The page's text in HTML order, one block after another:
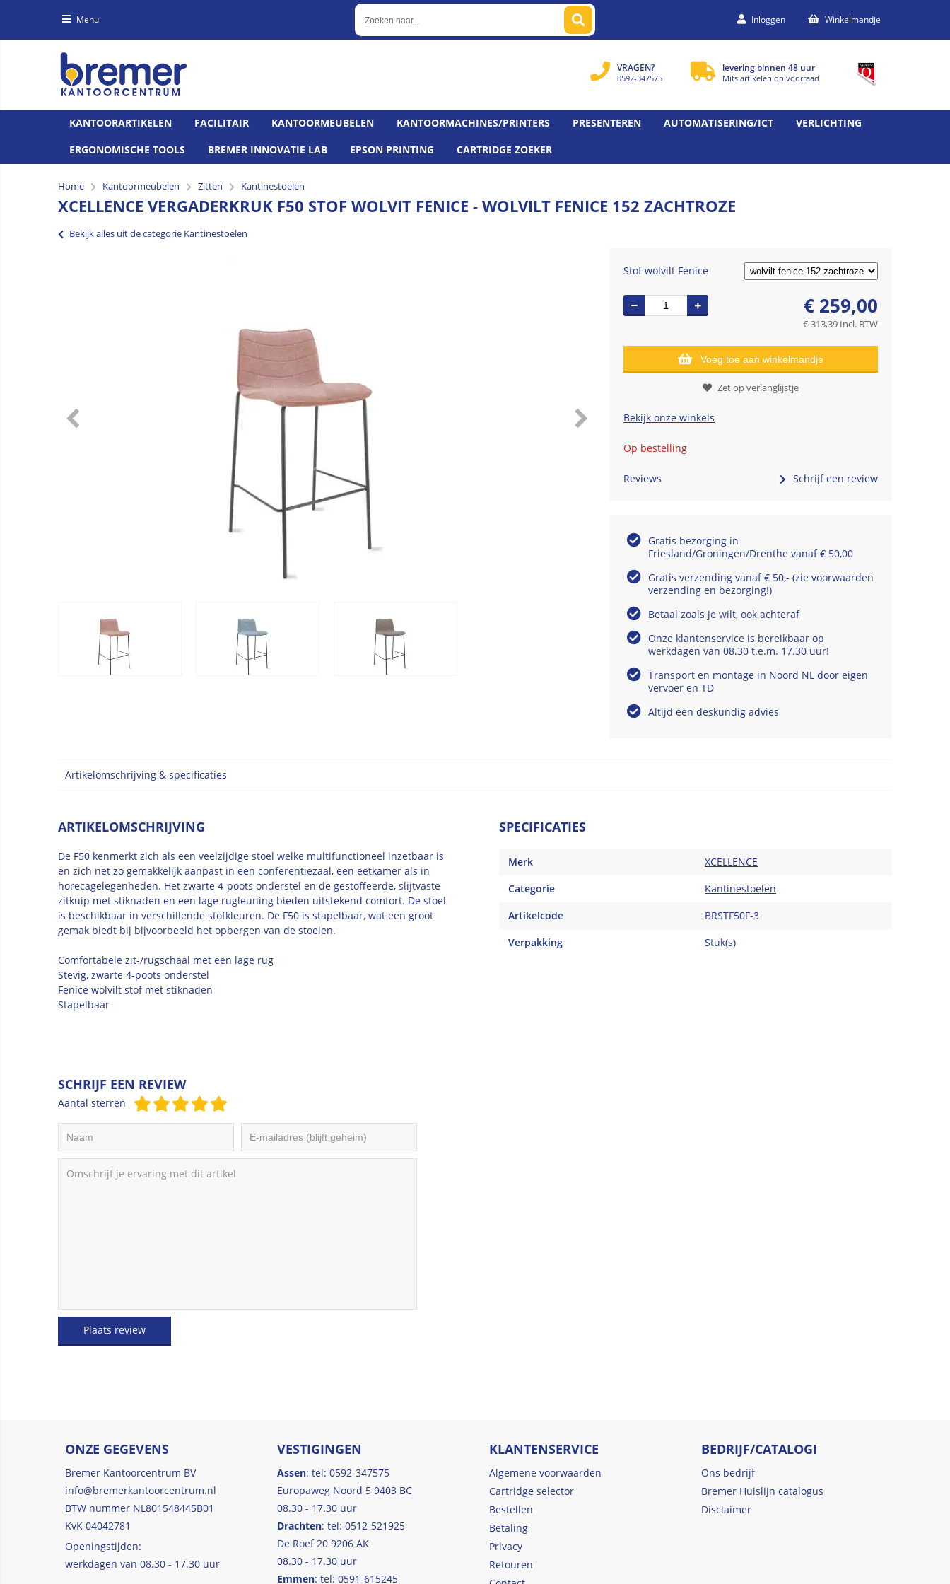
Menu Inloggen Winkelmandje
levering binnen 48 uur
Mits artikelen op voorraad
VRAGEN?
0592-347575
KANTOORARTIKELEN FACILITAIR KANTOORMEUBELEN KANTOORMACHINES/PRINTERS PRESENTEREN AUTOMATISERING/ICT
VERLICHTING
ERGONOMISCHE TOOLS
BREMER INNOVATIE LAB EPSON PRINTING CARTRIDGE ZOEKER
Home Kantoormeubelen Zitten Kantinestoelen
XCELLENCE VERGADERKRUK F50 STOF WOLVIT FENICE - WOLVILT FENICE 152 ZACHTROZE
Bekijk alles uit de categorie Kantinestoelen
Stof wolvilt Fenice
€ 259,00
€ 313,39 Incl. BTW
Voeg toe aan winkelmandje
Zet op verlanglijstje
Bekijk onze winkels
Op bestelling
Reviews Schrijf een review
Gratis bezorging in
Friesland/Groningen/Drenthe vanaf € 50,00
Gratis verzending vanaf € 50,- (zie voorwaarden
verzending en bezorging!)
Betaal zoals je wilt, ook achteraf
Onze klantenservice is bereikbaar op
werkdagen van 08.30 t.e.m. 17.30 uur!
Transport en montage in Noord NL door eigen
vervoer en TD
Altijd een deskundig advies
Artikelomschrijving & specificaties
ARTIKELOMSCHRIJVING
De F50 kenmerkt zich als een veelzijdige stoel welke multifunctioneel inzetbaar is
en zich net zo gemakkelijk aanpast in een conferentiezaal, een eetkamer als in
horecagelegenheden. Het zwarte 4-poots onderstel en de gestoffeerde, slijtvaste
zitkuip met stiknaden en een lage rugleuning bieden uitstekend comfort. De stoel
is beschikbaar in verschillende stofkleuren. De F50 is stapelbaar, wat een groot
gemak biedt bij bijvoorbeeld het opbergen van de stoelen.
Comfortabele zit-/rugschaal met een lage rug
Stevig, zwarte 4-poots onderstel
Fenice wolvilt stof met stiknaden
Stapelbaar
SPECIFICATIES
Merk
XCELLENCE
Categorie
Kantinestoelen
Artikelcode
BRSTF50F-3
Verpakking
Stuk(s)
SCHRIJF EEN REVIEW
Aantal sterren
Plaats review
ONZE GEGEVENS
Bremer Kantoorcentrum BV
info@bremerkantoorcentrum.nl
BTW nummer NL801548445B01
KvK 04042781
Openingstijden:
werkdagen van 08.30 - 17.30 uur
VESTIGINGEN
Assen: tel: 0592-347575
Europaweg Noord 5 9403 BC
08.30 - 17.30 uur
Drachten: tel: 0512-521925
De Roef 20 9206 AK
08.30 - 17.30 uur
Emmen: tel: 0591-615245
KLANTENSERVICE
Algemene voorwaarden
Cartridge selector
Bestellen
Betaling
Privacy
Retouren
BEDRIJF/CATALOGI
Ons bedrijf
Bremer Huislijn catalogus
Disclaimer